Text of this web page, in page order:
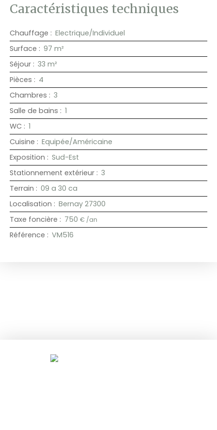
Caractéristiques techniques
Chauffage : Electrique/Individuel
Surface : 97 m²
Séjour : 33 m²
Pièces : 4
Chambres : 3
Salle de bains : 1
WC : 1
Cuisine : Equipée/Américaine
Exposition : Sud-Est
Stationnement extérieur : 3
Terrain : 09 a 30 ca
Localisation : Bernay 27300
Taxe foncière : 750 € /an
Référence : VM516